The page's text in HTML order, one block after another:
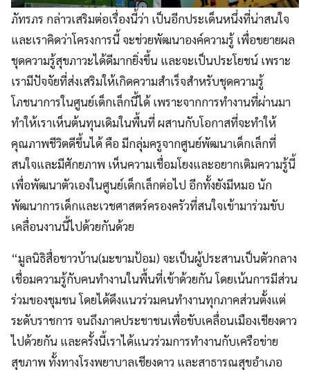
ภัทรภร กล่าวเสริมต่อเรื่องนี้ว่า เป็นอีกประเด็นหนึ่งที่น่าสนใจ
และเราคิดว่าโครงการนี้ จะช่วยพัฒนาองค์ความรู้ เพื่อขยายผล
ชุดความรู้สุขภาวะได้ดีมากยิ่งขึ้น และจะเป็นประโยชน์ เพราะ
เรามีปัจจัยที่ส่งเสริมให้เกิดความสำเร็จสำหรับชุดความรู้
โภชนาการในศูนย์เด็กเล็กนี้ได้ เพราะจากการทำงานที่ผ่านมา
ทำให้เราเห็นต้นทุนเดิมในพื้นที่ ผสานกับโอกาสที่จะทำให้
คุณภาพชีวิตดีขึ้นได้ คือ มีกลุ่มครูจากศูนย์พัฒนาเด็กเล็กที่
สนใจและมีศักยภาพ เห็นความเชื่อมโยงและอยากเติมความรู้นี้
เพื่อพัฒนาตัวเองในศูนย์เด็กเล็กต่อไป อีกทั้งยังมีหมอ นัก
พัฒนาการเด็กและเวชศาสตร์ครองครัวที่สนใจเข้ามาร่วมขับ
เคลื่อนงานนี้ไปด้วยกันด้วย
“มูลนิธิสื่อชาวบ้าน(มะขามป้อม) จะเป็นผู้ประสานเป็นตัวกลาง
เชื่อมความรู้กับคนทำงานในพื้นที่เข้าด้วยกัน โดยเน้นการมีส่วน
ร่วมของชุมชน โดยได้ดึงแนวร่วมคนทำงานทุกภาคส่วนตั้งแต่
ระดับราชการ จนถึงภาคประชาชนเพื่อขับเคลื่อนเมืองเชียงดาว
ไปด้วยกัน และครั้งนี้เราได้แนวร่วมการทำงานกับเครือข่าย
สุขภาพ ทั้งทางโรงพยาบาลเชียงดาว และสาธารณสุขอำเภอ